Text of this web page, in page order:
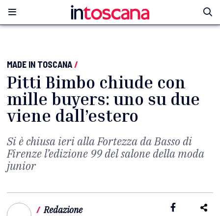
MADE IN TOSCANA/
Pitti Bimbo chiude con
mille buyers: uno su due
viene dall’estero
Si è chiusa ieri alla Fortezza da Basso di
Firenze l’edizione 99 del salone della moda
junior
/ Redazione